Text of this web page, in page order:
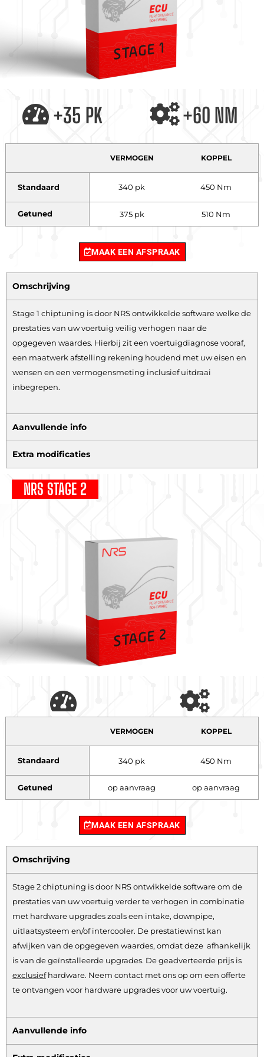
+35 PK +60 NM
VERMOGEN KOPPEL
Standaard 340 pk 450 Nm
Getuned 375 pk 510 Nm
MAAK EEN AFSPRAAK
Omschrijving
Stage 1 chiptuning is door NRS ontwikkelde software welke de
prestaties van uw voertuig veilig verhogen naar de
opgegeven waardes. Hierbij zit een voertuigdiagnose vooraf,
een maatwerk afstelling rekening houdend met uw eisen en
wensen en een vermogensmeting inclusief uitdraai
inbegrepen.
Aanvullende info
Extra modificaties
NRS STAGE 2
VERMOGEN KOPPEL
Standaard 340 pk 450 Nm
Getuned op aanvraag op aanvraag
MAAK EEN AFSPRAAK
Omschrijving
Stage 2 chiptuning is door NRS ontwikkelde software om de
prestaties van uw voertuig verder te verhogen in combinatie
met hardware upgrades zoals een intake, downpipe,
uitlaatsysteem en/of intercooler. De prestatiewinst kan
afwijken van de opgegeven waardes, omdat deze afhankelijk
is van de geïnstalleerde upgrades. De geadverteerde prijs is
exclusiefhardware. Neem contact met ons op om een offerte
te ontvangen voor hardware upgrades voor uw voertuig.
Aanvullende info